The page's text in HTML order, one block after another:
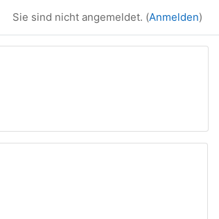
Sie sind nicht angemeldet. (Anmelden)